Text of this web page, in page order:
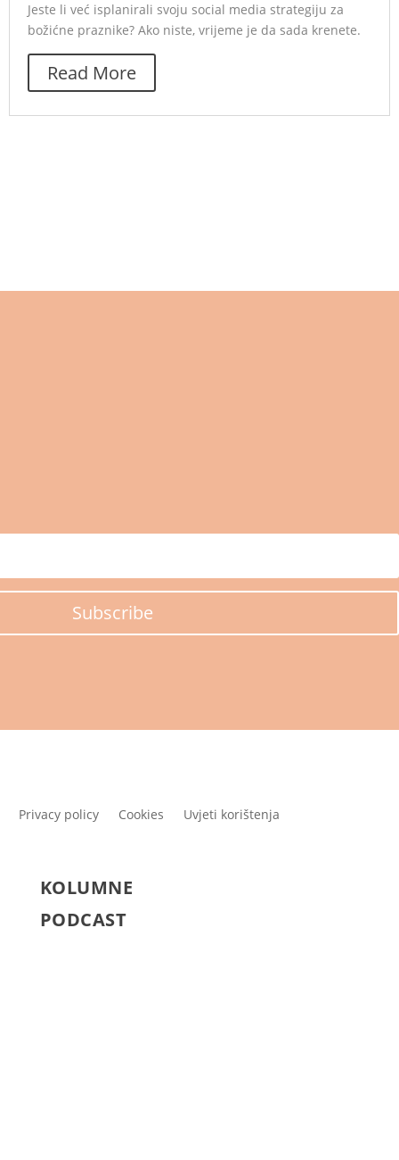
Jeste li već isplanirali svoju social media strategiju za
božićne praznike? Ako niste, vrijeme je da sada krenete.
Read More
Subscribe
Privacy policy Cookies Uvjeti korištenja
KOLUMNE
PODCAST